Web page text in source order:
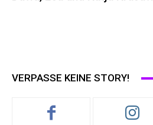
VERPASSE KEINE STORY!